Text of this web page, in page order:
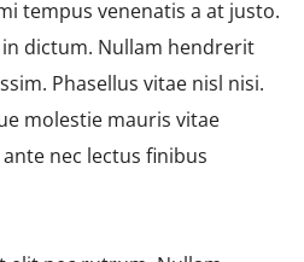
tempus venenatis a at justo.
dictum. Nullam hendrerit
Phasellus vitae nisl nisi.
molestie mauris vitae
nec lectus finibus